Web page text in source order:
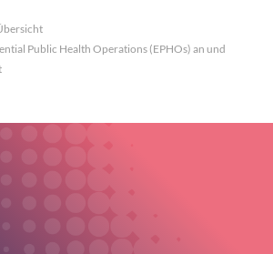
Public Health Operations (EPHOs) an und